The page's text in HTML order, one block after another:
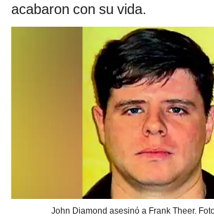
acabaron con su vida.
John Diamond asesinó a Frank Theer.